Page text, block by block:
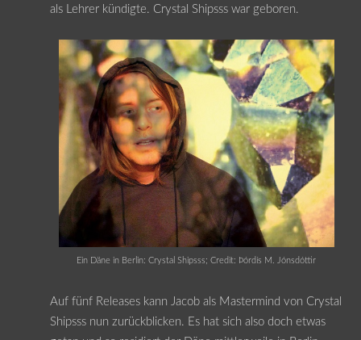
als Lehrer kündigte. Crystal Shipsss war geboren.
Ein Däne in Berlin: Crystal Shipsss; Credit: Þórdís M. Jónsdóttir
Auf fünf Releases kann Jacob als Mastermind von Crystal
Shipsss nun zurückblicken. Es hat sich also doch etwas